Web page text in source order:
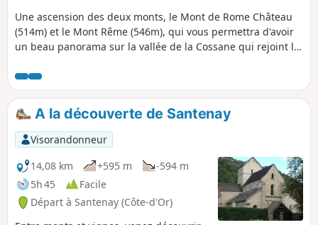
Une ascension des deux monts, le Mont de Rome Château
(514m) et le Mont Rême (546m), qui vous permettra d'avoir
un beau panorama sur la vallée de la Cossane qui rejoint la
A la découverte de Santenay
Visorandonneur
14,08 km
+595 m
-594 m
5h 45
Facile
Départ à Santenay (Côte-d'Or)